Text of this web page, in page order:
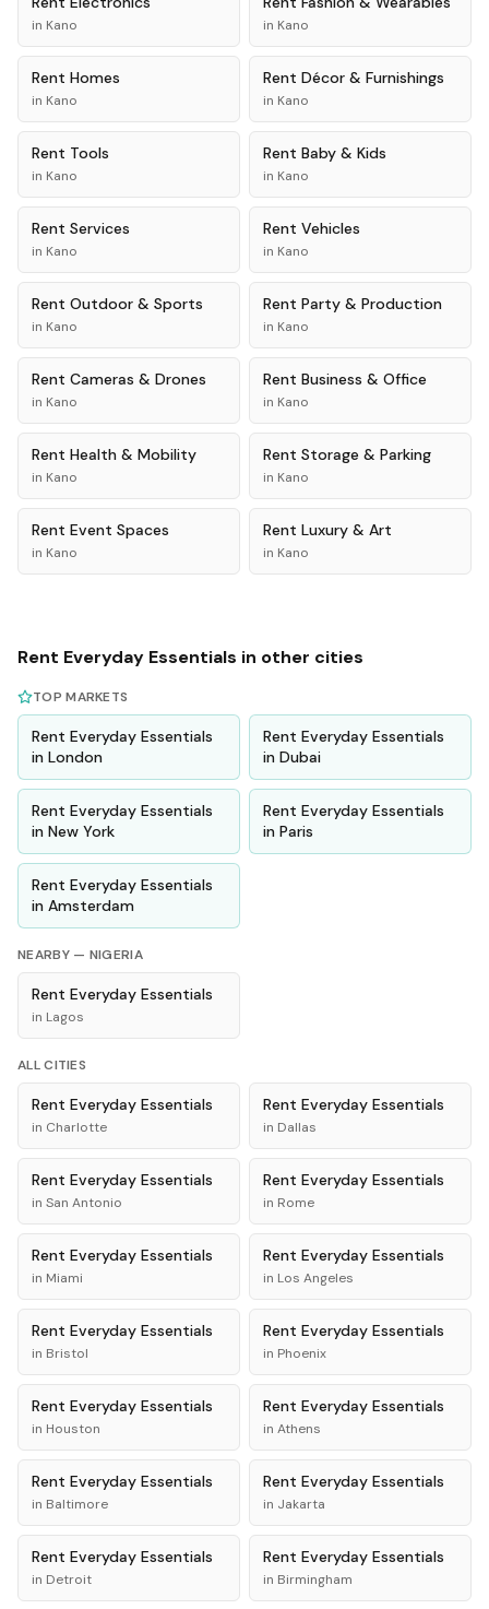
in Kano in Kano
Rent Homes
in Kano
Rent Décor & Furnishings
in Kano
Rent Tools
in Kano
Rent Baby & Kids
in Kano
Rent Services
in Kano
Rent Vehicles
in Kano
Rent Outdoor & Sports
in Kano
Rent Party & Production
in Kano
Rent Cameras & Drones
in Kano
Rent Business & Office
in Kano
Rent Health & Mobility
in Kano
Rent Storage & Parking
in Kano
Rent Event Spaces
in Kano
Rent Luxury & Art
in Kano
Rent Everyday Essentials in other cities
TOP MARKETS
Rent Everyday Essentials
in London
Rent Everyday Essentials
in Dubai
Rent Everyday Essentials
in New York
Rent Everyday Essentials
in Paris
Rent Everyday Essentials
in Amsterdam
NEARBY — NIGERIA
Rent Everyday Essentials
in Lagos
ALL CITIES
Rent Everyday Essentials
in Charlotte
Rent Everyday Essentials
in Dallas
Rent Everyday Essentials
in San Antonio
Rent Everyday Essentials
in Rome
Rent Everyday Essentials
in Miami
Rent Everyday Essentials
in Los Angeles
Rent Everyday Essentials
in Bristol
Rent Everyday Essentials
in Phoenix
Rent Everyday Essentials
in Houston
Rent Everyday Essentials
in Athens
Rent Everyday Essentials
in Baltimore
Rent Everyday Essentials
in Jakarta
Rent Everyday Essentials
in Detroit
Rent Everyday Essentials
in Birmingham